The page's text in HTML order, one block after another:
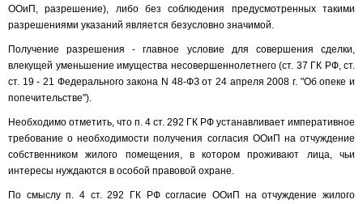
ООиП, разрешение), либо без соблюдения предусмотренных такими
разрешениями указаний является безусловно значимой.
Получение разрешения - главное условие для совершения сделки,
влекущей уменьшение имущества несовершеннолетнего (ст. 37 ГК РФ, ст.
ст. 19 - 21 Федерального закона N 48-ФЗ от 24 апреля 2008 г. "Об опеке и
попечительстве").
Необходимо отметить, что п. 4 ст. 292 ГК РФ устанавливает императивное
требование о необходимости получения согласия ООиП на отчуждение
собственником жилого помещения, в котором проживают лица, чьи
интересы нуждаются в особой правовой охране.
По смыслу п. 4 ст. 292 ГК РФ согласие ООиП на отчуждение жилого